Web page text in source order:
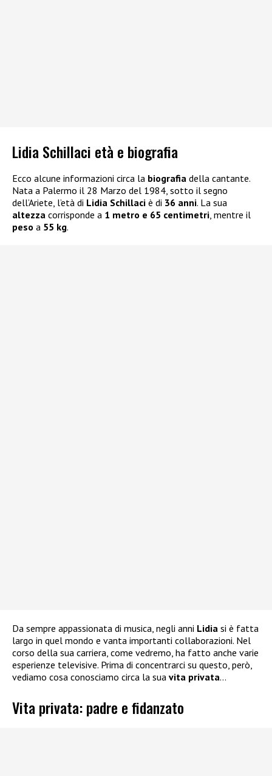
Lidia Schillaci età e biografia
Ecco alcune informazioni circa la biografia della cantante.
Nata a Palermo il 28 Marzo del 1984, sotto il segno
dell’Ariete, l’età di Lidia Schillaci è di 36 anni. La sua
altezza corrisponde a 1 metro e 65 centimetri, mentre il
peso a 55 kg.
Da sempre appassionata di musica, negli anni Lidia si è fatta
largo in quel mondo e vanta importanti collaborazioni. Nel
corso della sua carriera, come vedremo, ha fatto anche varie
esperienze televisive. Prima di concentrarci su questo, però,
vediamo cosa conosciamo circa la sua vita privata…
Vita privata: padre e fidanzato